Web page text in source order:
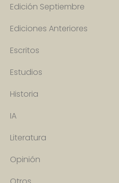
Edición Septiembre
Ediciones Anteriores
Escritos
Estudios
Historia
IA
Literatura
Opinión